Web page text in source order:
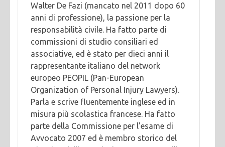
Walter De Fazi (mancato nel 2011 dopo 60
anni di professione), la passione per la
responsabilità civile. Ha fatto parte di
commissioni di studio consiliari ed
associative, ed è stato per dieci anni il
rappresentante italiano del network
europeo PEOPIL (Pan-European
Organization of Personal Injury Lawyers).
Parla e scrive fluentemente inglese ed in
misura più scolastica francese. Ha fatto
parte della Commissione per l'esame di
Avvocato 2007 ed è membro storico del